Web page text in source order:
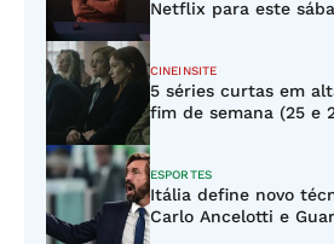
Netflix para este
CINEINSITE
5 séries curtas em
fim de semana (25 e
ESPORTES
Itália define novo
Carlo Ancelotti e